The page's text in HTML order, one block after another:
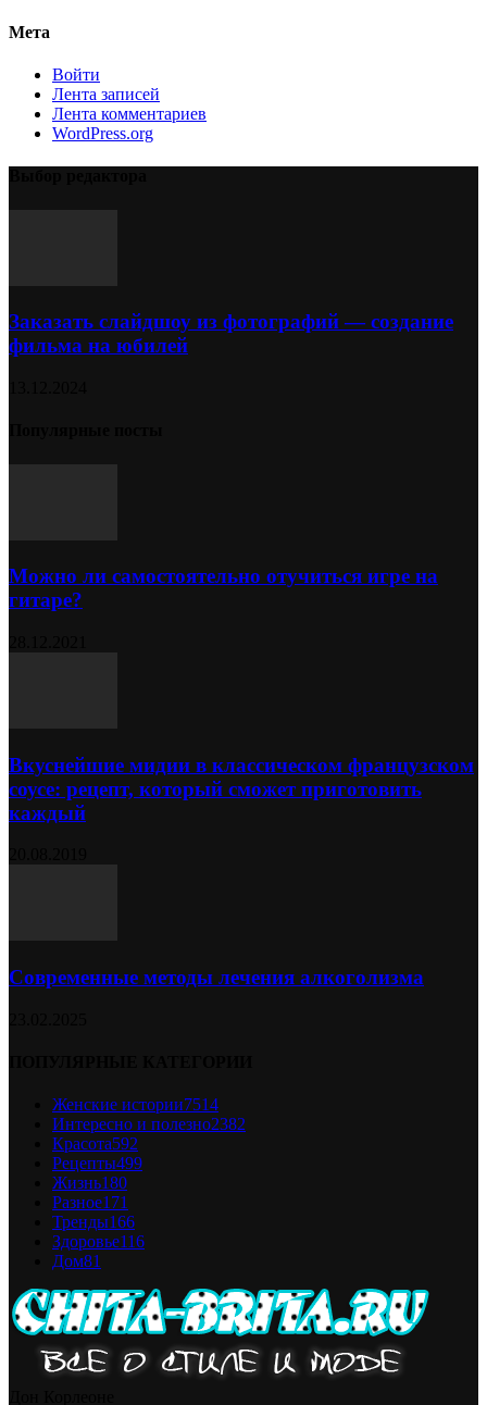
Мета
Войти
Лента записей
Лента комментариев
WordPress.org
Заказать слайдшоу из фотографий — создание
фильма на юбилей
Можно ли самостоятельно отучиться игре на
гитаре?
Вкуснейшие мидии в классическом французском
соусе: рецепт, который сможет приготовить
каждый
Современные методы лечения алкоголизма
Женские истории7514
Интересно и полезно2382
Красота592
Рецепты499
Жизнь180
Разное171
Тренды166
Здоровье116
Дом81